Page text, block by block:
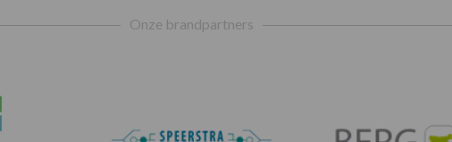
Onze brandpartners